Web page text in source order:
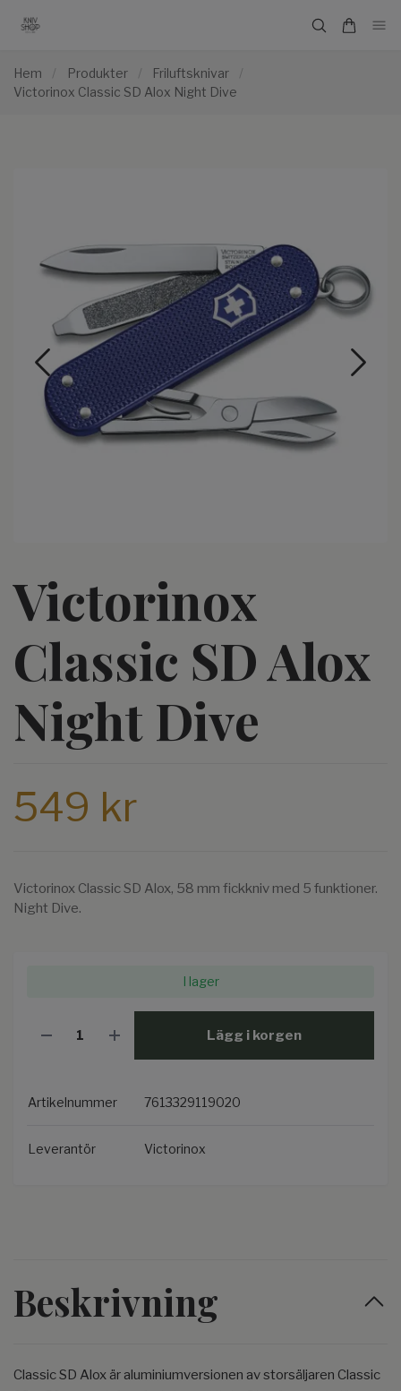
Hem / Produkter / Friluftsknivar
/
Victorinox Classic SD Alox Night Dive
Victorinox
Classic SD Alox
Night Dive
549 kr
Victorinox Classic SD Alox, 58 mm fickkniv med 5 funktioner.
Night Dive.
I lager
Lägg i korgen
Artikelnummer 7613329119020
Leverantör Victorinox
Beskrivning
Classic SD Alox är aluminiumversionen av storsäljaren Classic